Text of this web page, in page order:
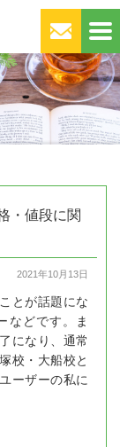
・値段に関
2021年10月13日
とが話題にな
などです。ま
になり、通常
校・大船校と
ーザーの私に